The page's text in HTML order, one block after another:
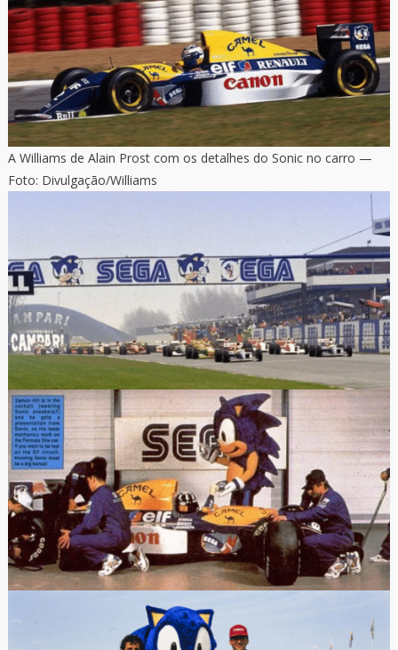
A Williams de Alain Prost com os detalhes do Sonic no carro —
Foto: Divulgação/Williams